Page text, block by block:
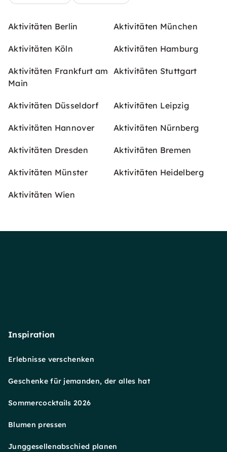
Aktivitäten Berlin Aktivitäten München
Aktivitäten Köln Aktivitäten Hamburg
Aktivitäten Frankfurt am
Main
Aktivitäten Stuttgart
Aktivitäten Düsseldorf Aktivitäten Leipzig
Aktivitäten Hannover Aktivitäten Nürnberg
Aktivitäten Dresden Aktivitäten Bremen
Aktivitäten Münster Aktivitäten Heidelberg
Aktivitäten Wien
Inspiration
Erlebnisse verschenken
Geschenke für jemanden, der alles hat
Sommercocktails 2026
Blumen pressen
Junggesellenabschied planen